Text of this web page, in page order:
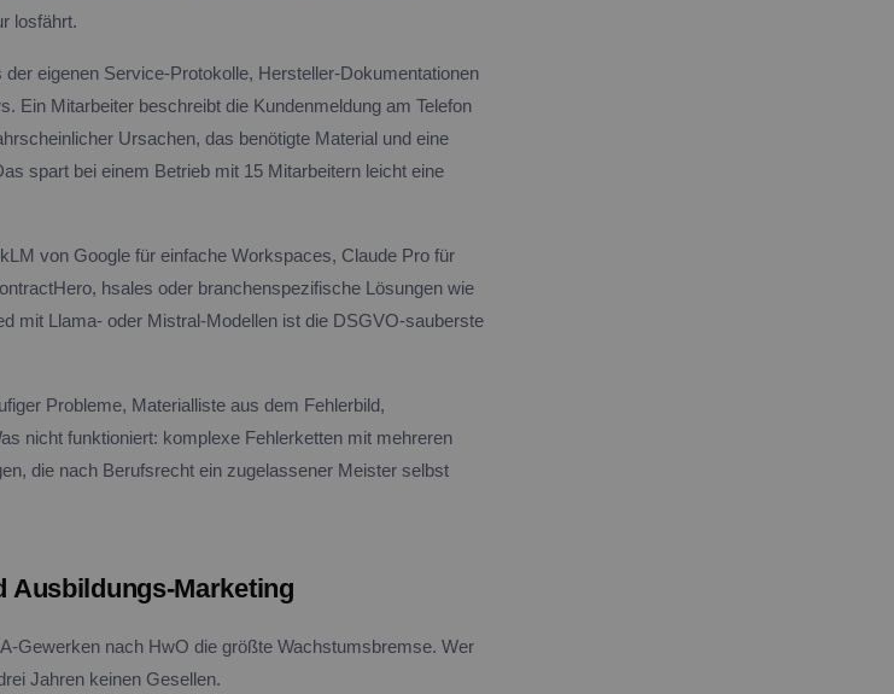
losfährt.
eigenen Service-Protokolle, Hersteller-Dokumentationen
Ein Mitarbeiter beschreibt die Kundenmeldung am Telefon
Ursachen, das benötigte Material und eine
spart bei einem Betrieb mit 15 Mitarbeitern leicht eine
von Google für einfache Workspaces, Claude Pro für
hsales oder branchenspezifische Lösungen wie
mit Llama- oder Mistral-Modellen ist die DSGVO-sauberste
Probleme, Materialliste aus dem Fehlerbild,
nicht funktioniert: komplexe Fehlerketten mit mehreren
die nach Berufsrecht ein zugelassener Meister selbst
Ausbildungs-Marketing
Gewerken nach HwO die größte Wachstumsbremse. Wer
Jahren keinen Gesellen.